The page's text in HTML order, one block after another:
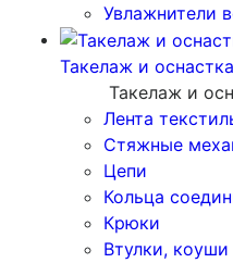
Увлажнители
Такелаж и оснастка
Такелаж и
Лента
Стяжные
Цепи
Кольца
Крюки
Втулки, коуши